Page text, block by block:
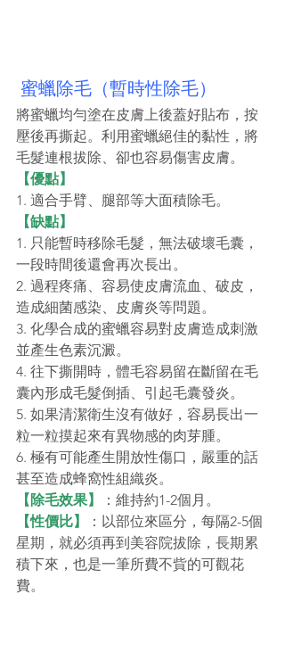
蜜蠟除毛（暫時性除毛）
將蜜蠟均勻塗在皮膚上後蓋好貼布，按
壓後再撕起。利用蜜蠟絕佳的黏性，將
毛髮連根拔除、卻也容易傷害皮膚。
【優點】
1. 適合手臂、腿部等大面積除毛。
【缺點】
1. 只能暫時移除毛髮，無法破壞毛囊，
一段時間後還會再次長出。
2. 過程疼痛、容易使皮膚流血、破皮，
造成細菌感染、皮膚炎等問題。
3. 化學合成的蜜蠟容易對皮膚造成刺激
並產生色素沉澱。
4. 往下撕開時，體毛容易留在斷留在毛
囊內形成毛髮倒插、引起毛囊發炎。
5. 如果清潔衛生沒有做好，容易長出一
粒一粒摸起來有異物感的肉芽腫。
6. 極有可能產生開放性傷口，嚴重的話
甚至造成蜂窩性組織炎。
【除毛效果】
：維持約1­-2個月。
【性價比】
：以部位來區分，每隔2-5個
星期，就必須再到美容院拔除，長期累
積下來，也是一筆所費不貲的可觀花
費。